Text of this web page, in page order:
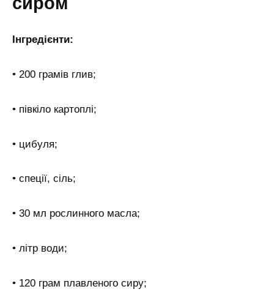
Інгредієнти:
• 200 грамів глив;
• півкіло картоплі;
• цибуля;
• спеції, сіль;
• 30 мл рослинного масла;
• літр води;
• 120 грам плавленого сиру;